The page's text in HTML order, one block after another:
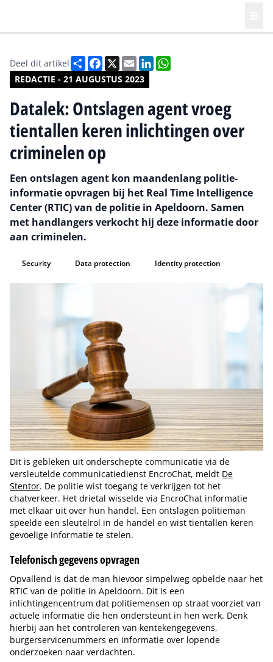
REDACTIE - 21 AUGUSTUS 2023
Deel dit artikel DeelFacebook
X EmailLinkedIn
Datalek: Ontslagen agent vroeg
tientallen keren inlichtingen over
criminelen op
Een ontslagen agent kon maandenlang politie-
informatie opvragen bij het Real Time Intelligence
Center (RTIC) van de politie in Apeldoorn. Samen
met handlangers verkocht hij deze informatie door
aan criminelen.
Security Data protection Identity protection
Dit is gebleken uit onderschepte communicatie via de
versleutelde communicatiedienst EncroChat, meldt De
Stentor. De politie wist toegang te verkrijgen tot het
chatverkeer. Het drietal wisselde via EncroChat informatie
met elkaar uit over hun handel. Een ontslagen politieman
speelde een sleutelrol in de handel en wist tientallen keren
gevoelige informatie te stelen.
Telefonisch gegevens opvragen
Opvallend is dat de man hievoor simpelweg opbelde naar het
RTIC van de politie in Apeldoorn. Dit is een
inlichtingencentrum dat politiemensen op straat voorziet van
actuele informatie die hen ondersteunt in hen werk. Denk
hierbij aan het controleren van kentekengegevens,
burgerservicenummers en informatie over lopende
onderzoeken naar verdachten.